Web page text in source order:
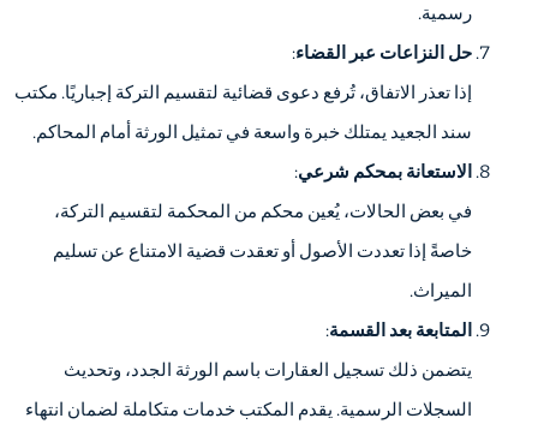
رسمية.
حل النزاعات عبر القضاء:
إذا تعذر الاتفاق، تُرفع دعوى قضائية لتقسيم التركة إجباريًا. مكتب
سند الجعيد يمتلك خبرة واسعة في تمثيل الورثة أمام المحاكم.
الاستعانة بمحكم شرعي:
في بعض الحالات، يُعين محكم من المحكمة لتقسيم التركة،
خاصةً إذا تعددت الأصول أو تعقدت قضية الامتناع عن تسليم
الميراث.
المتابعة بعد القسمة:
يتضمن ذلك تسجيل العقارات باسم الورثة الجدد، وتحديث
السجلات الرسمية. يقدم المكتب خدمات متكاملة لضمان انتهاء